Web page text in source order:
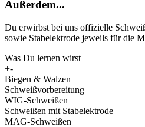
Außerdem...
Du erwirbst bei uns offizielle
sowie Stabelektrode jeweils für die
Was Du lernen wirst
+-
Biegen & Walzen
Schweißvorbereitung
WIG-Schweißen
Schweißen mit Stabelektrode
MAG-Schweißen